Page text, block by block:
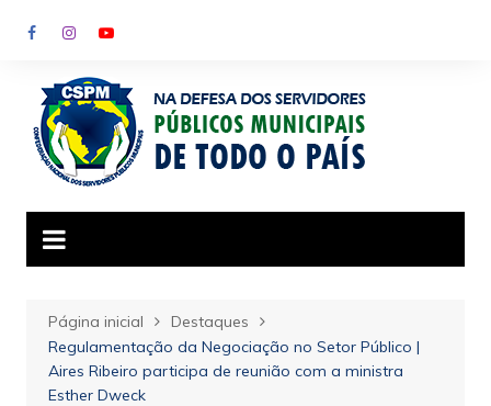
para
conteúdo
Página inicial
Destaques
Regulamentação da Negociação no Setor Público |
Aires Ribeiro participa de reunião com a ministra
Esther Dweck